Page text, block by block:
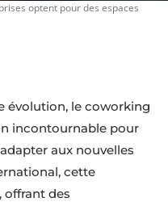
optent pour des espaces
évolution, le coworking
incontournable pour
aux nouvelles
cette
offrant des